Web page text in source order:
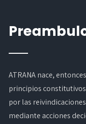
ATRANA nace,
principios
por las
mediante acciones